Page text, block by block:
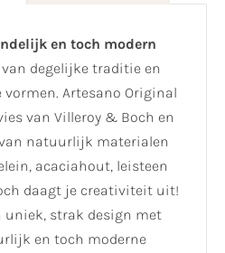
en toch modern
degelijke traditie en
Artesano Original
van Villeroy & Boch en
natuurlijk materialen
acaciahout, leisteen
daagt je creativiteit uit!
uniek, strak design met
en toch moderne